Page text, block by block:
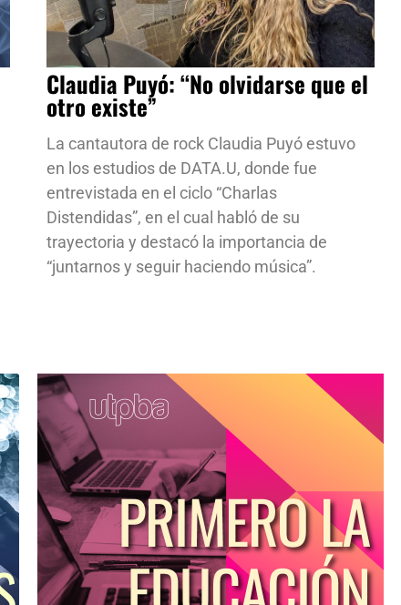
Claudia Puyó: “No olvidarse que el
otro existe”
La cantautora de rock Claudia Puyó estuvo
en los estudios de DATA.U, donde fue
entrevistada en el ciclo “Charlas
Distendidas”, en el cual habló de su
trayectoria y destacó la importancia de
“juntarnos y seguir haciendo música”.